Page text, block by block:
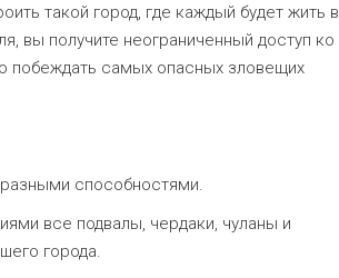
такой город, где каждый будет жить в
вы получите неограниченный доступ ко
побеждать самых опасных зловещих
способностями.
все подвалы, чердаки, чуланы и
города.